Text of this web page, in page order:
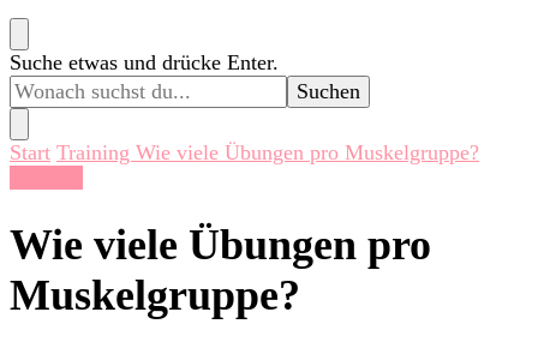
Suchst
du
nach
etwas?
Suche etwas und drücke Enter.
Start Training Wie viele Übungen pro Muskelgruppe?
Wie viele Übungen pro
Muskelgruppe?